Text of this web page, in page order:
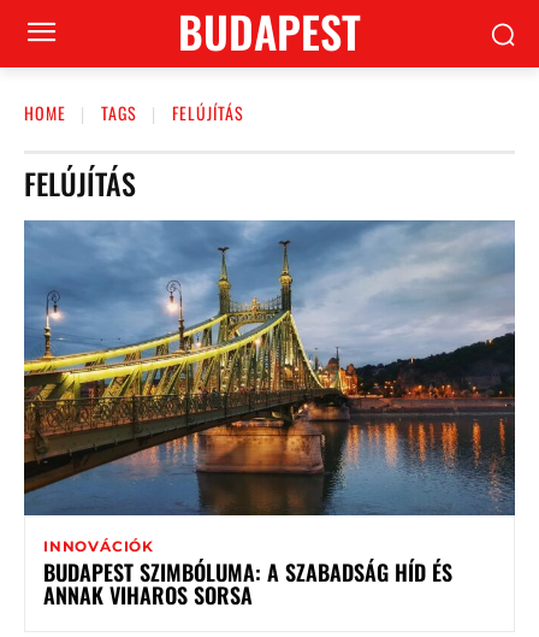
BUDAPEST
HOME TAGS FELÚJÍTÁS
FELÚJÍTÁS
INNOVÁCIÓK
BUDAPEST SZIMBÓLUMA: A SZABADSÁG HÍD ÉS
ANNAK VIHAROS SORSA